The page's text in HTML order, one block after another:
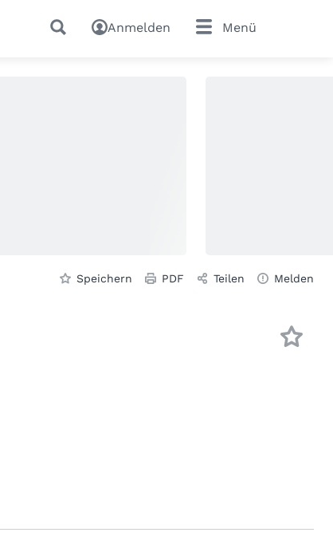
Anmelden Menü
Speichern PDF Teilen Melden